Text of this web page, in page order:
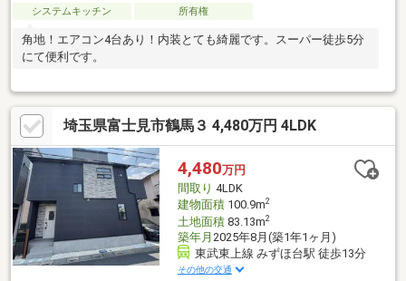
システムキッチン
所有権
角地！エアコン4台あり！内装とても綺麗です。スーパー徒歩5分
にて便利です。
埼玉県富士見市鶴馬３ 4,480万円 4LDK
4,480万円
間取り 4LDK
建物面積100.9m2
土地面積83.13m2
築年月 2025年8月(築1年1ヶ月)
東武東上線 みずほ台駅 徒歩13分
その他の交通